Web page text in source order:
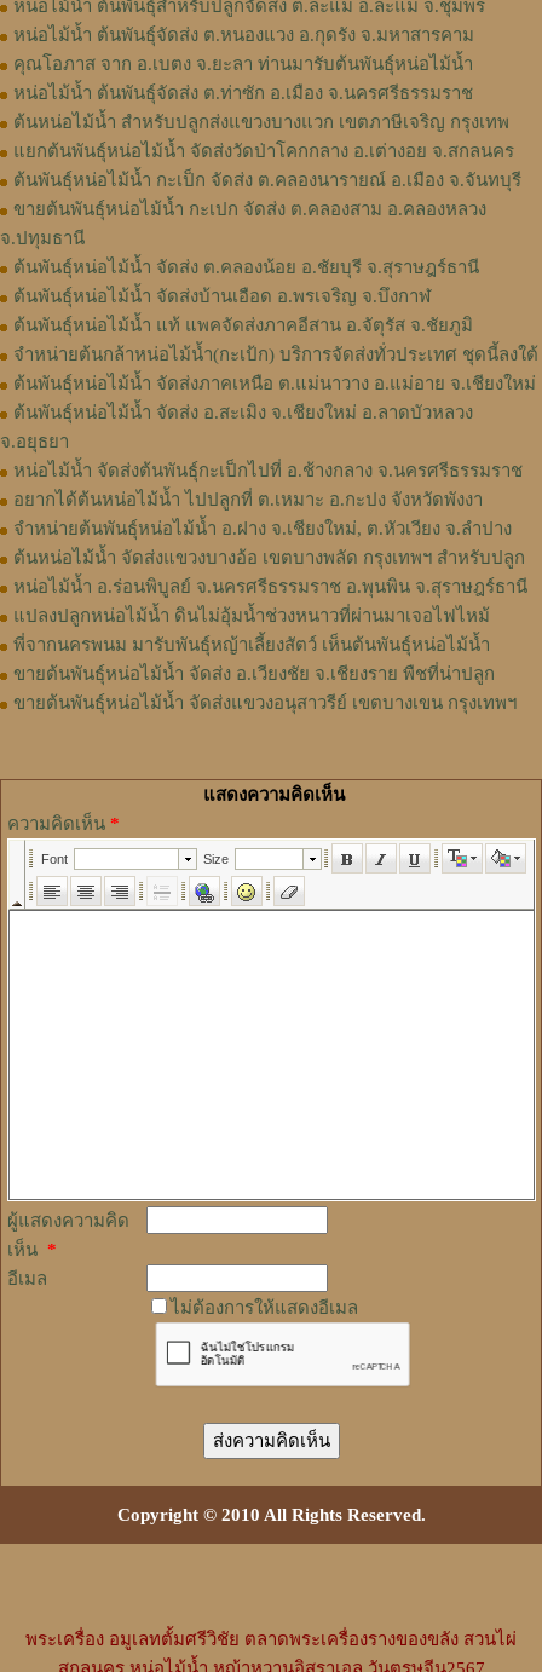
หน่อไม้น้ำ ต้นพันธุ์สำหรับปลูกจัดส่ง ต.ละแม อ.ละแม จ.ชุมพร
หน่อไม้น้ำ ต้นพันธุ์จัดส่ง ต.หนองแวง อ.กุดรัง จ.มหาสารคาม
คุณโอภาส จาก อ.เบตง จ.ยะลา ท่านมารับต้นพันธุ์หน่อไม้น้ำ
หน่อไม้น้ำ ต้นพันธุ์จัดส่ง ต.ท่าซัก อ.เมือง จ.นครศรีธรรมราช
ต้นหน่อไม้น้ำ สำหรับปลูกส่งแขวงบางแวก เขตภาษีเจริญ กรุงเทพ
แยกต้นพันธุ์หน่อไม้น้ำ จัดส่งวัดป่าโคกกลาง อ.เต่างอย จ.สกลนคร
ต้นพันธุ์หน่อไม้น้ำ กะเป็ก จัดส่ง ต.คลองนารายณ์ อ.เมือง จ.จันทบุรี
ขายต้นพันธุ์หน่อไม้น้ำ กะเปก จัดส่ง ต.คลองสาม อ.คลองหลวง
จ.ปทุมธานี
ต้นพันธุ์หน่อไม้น้ำ จัดส่ง ต.คลองน้อย อ.ชัยบุรี จ.สุราษฎร์ธานี
ต้นพันธุ์หน่อไม้น้ำ จัดส่งบ้านเอือด อ.พรเจริญ จ.บึงกาฬ
ต้นพันธุ์หน่อไม้น้ำ แท้ แพคจัดส่งภาคอีสาน อ.จัตุรัส จ.ชัยภูมิ
จำหน่ายต้นกล้าหน่อไม้น้ำ(กะเป้ก) บริการจัดส่งทั่วประเทศ ชุดนี้ลงใต้
ต้นพันธุ์หน่อไม้น้ำ จัดส่งภาคเหนือ ต.แม่นาวาง อ.แม่อาย จ.เชียงใหม่
ต้นพันธุ์หน่อไม้น้ำ จัดส่ง อ.สะเมิง จ.เชียงใหม่ อ.ลาดบัวหลวง
จ.อยุธยา
หน่อไม้น้ำ จัดส่งต้นพันธุ์กะเป็กไปที่ อ.ช้างกลาง จ.นครศรีธรรมราช
อยากได้ต้นหน่อไม้น้ำ ไปปลูกที่ ต.เหมาะ อ.กะปง จังหวัดพังงา
จำหน่ายต้นพันธุ์หน่อไม้น้ำ อ.ฝาง จ.เชียงใหม่, ต.หัวเวียง จ.ลำปาง
ต้นหน่อไม้น้ำ จัดส่งแขวงบางอ้อ เขตบางพลัด กรุงเทพฯ สำหรับปลูก
หน่อไม้น้ำ อ.ร่อนพิบูลย์ จ.นครศรีธรรมราช อ.พุนพิน จ.สุราษฎร์ธานี
แปลงปลูกหน่อไม้น้ำ ดินไม่อุ้มน้ำช่วงหนาวที่ผ่านมาเจอไฟไหม้
พี่จากนครพนม มารับพันธุ์หญ้าเลี้ยงสัตว์ เห็นต้นพันธุ์หน่อไม้น้ำ
ขายต้นพันธุ์หน่อไม้น้ำ จัดส่ง อ.เวียงชัย จ.เชียงราย พืชที่น่าปลูก
ขายต้นพันธุ์หน่อไม้น้ำ จัดส่งแขวงอนุสาวรีย์ เขตบางเขน กรุงเทพฯ
แสดงความคิดเห็น
ความคิดเห็น *
ผู้แสดงความคิด
เห็น *
อีเมล
ไม่ต้องการให้แสดงอีเมล
Copyright © 2010 All Rights Reserved.
พระเครื่อง อมูเลทตั้มศรีวิชัย ตลาดพระเครื่องรางของขลัง สวนไผ่
สกลนคร หน่อไม้น้ำ หญ้าหวานอิสราเอล วันตรุษจีน2567